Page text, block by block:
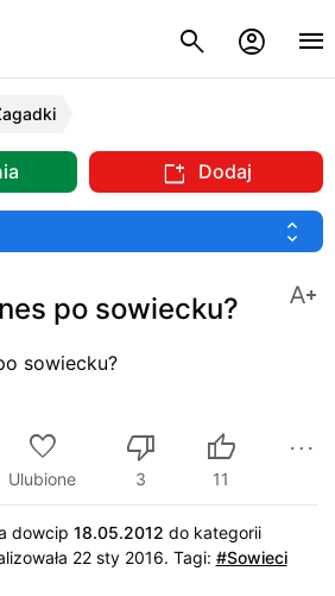
Dodaj
po sowiecku?
sowiecku?
Ulubione 3 11
dowcip 18.05.2012 do kategorii
22 sty 2016. Tagi: #Sowieci